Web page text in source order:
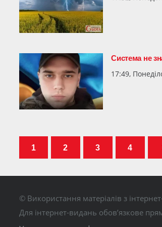
Система не
17:49,
1 2 3 4
© Використання матеріалів з
Для інтернет-видань обов’язкове